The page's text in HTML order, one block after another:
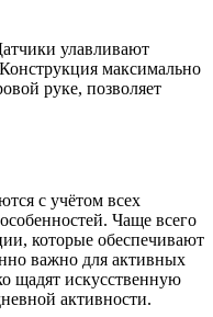
улавливают
максимально
руке, позволяет
с учётом всех
Чаще всего
которые обеспечивают
важно для активных
щадят искусственную
активности.